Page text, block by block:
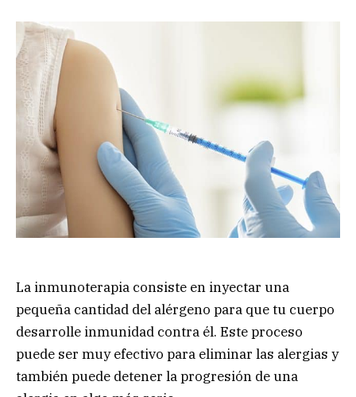
La inmunoterapia consiste en inyectar una
pequeña cantidad del alérgeno para que tu cuerpo
desarrolle inmunidad contra él. Este proceso
puede ser muy efectivo para eliminar las alergias y
también puede detener la progresión de una